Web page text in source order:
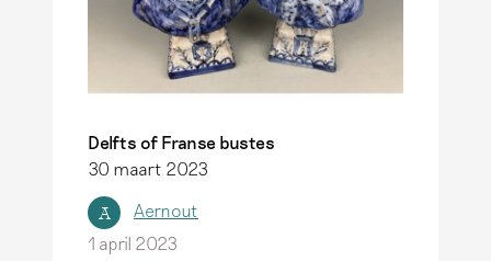
Delfts of Franse bustes
30 maart 2023
A
Aernout
1 april 2023